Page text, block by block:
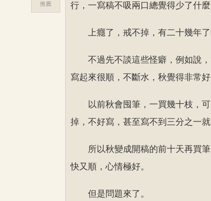
行，一寫稿不吸兩口總覺得少了什
上癮了，戒不掉，有二十幾年
不過先不談這些怪癖，例如說
寫起來很順，不斷水，秋覺得非常好
以前秋會囤筆，一買幾十枝，
掉，不好寫，甚至寫不到三分之一
所以秋變成開稿的前十天再買
快又順，心情極好。
但是問題來了。
推薦